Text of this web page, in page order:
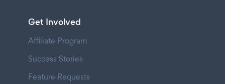
Get Involved
Affiliate Program
Success Stories
Feature Requests